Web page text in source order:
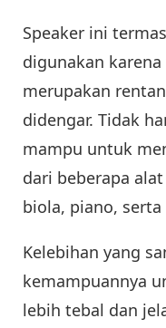
Speaker ini
digunakan
merupakan
didengar. Tidak
mampu untuk
dari beberapa
biola, piano,
Kelebihan yang
kemampuannya
lebih tebal dan